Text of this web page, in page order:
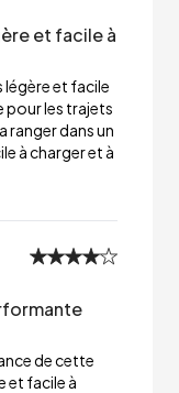
et facile à
et facile
pour les trajets
ranger dans un
à charger et à
de cette
et facile à